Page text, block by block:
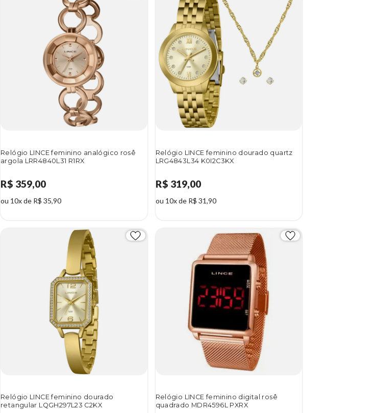
Relógio LINCE feminino analógico rosê
argola LRR4840L31 R1RX
R$ 359,00
ou 10x de R$ 35,90
Relógio LINCE feminino dourado quartz
LRG4843L34 K0I2C3KX
R$ 319,00
ou 10x de R$ 31,90
Relógio LINCE feminino dourado
retangular LQGH297L23 C2KX
Relógio LINCE feminino digital rosê
quadrado MDR4596L PXRX